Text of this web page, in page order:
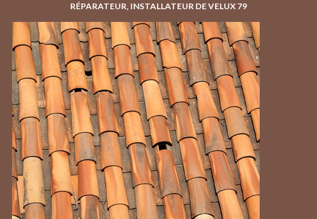
RÉPARATEUR, INSTALLATEUR DE VELUX 79